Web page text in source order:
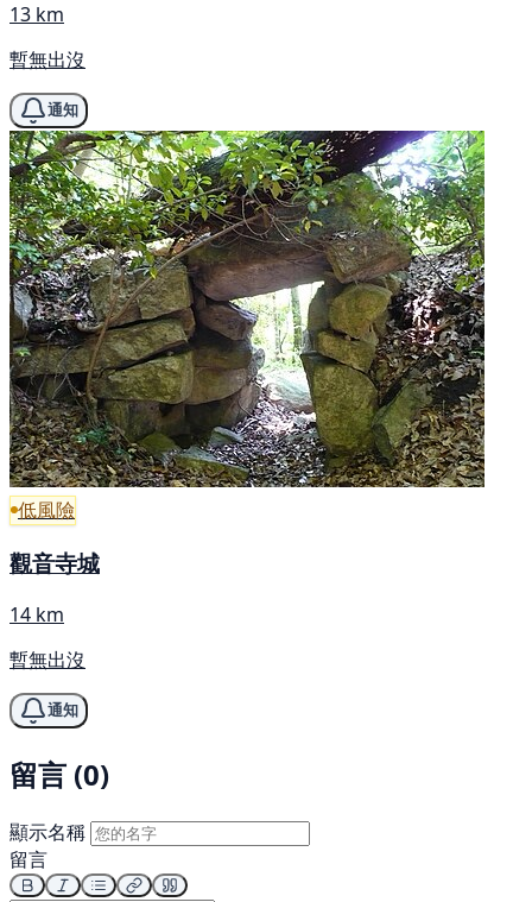
13 km
暫無出沒
通知
低風險
觀音寺城
14 km
暫無出沒
通知
留言 (0)
顯示名稱
留言